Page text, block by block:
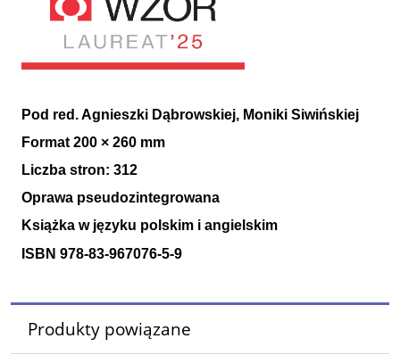
Pod red. Agnieszki Dąbrowskiej, Moniki Siwińskiej
Format 200 × 260 mm
Liczba stron: 312
Oprawa pseudozintegrowana
Książka w języku polskim i angielskim
ISBN 978-83-967076-5-9
Produkty powiązane